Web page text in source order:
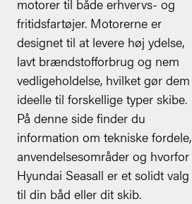
motorer til både erhvervs- og
fritidsfartøjer. Motorerne er
designet til at levere høj ydelse,
lavt brændstofforbrug og nem
vedligeholdelse, hvilket gør dem
ideelle til forskellige typer skibe.
På denne side finder du
information om tekniske fordele,
anvendelsesområder og hvorfor
Hyundai Seasall er et solidt valg
til din båd eller dit skib.